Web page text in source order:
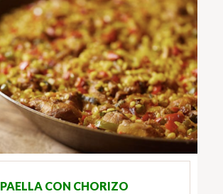
PAELLA CON CHORIZO